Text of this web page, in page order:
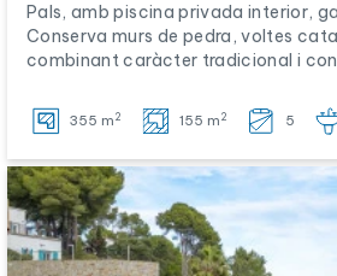
Pals, amb piscina privada interior,
Conserva murs de pedra, voltes
combinant caràcter tradicional i
355 m 2 155 m 2 5